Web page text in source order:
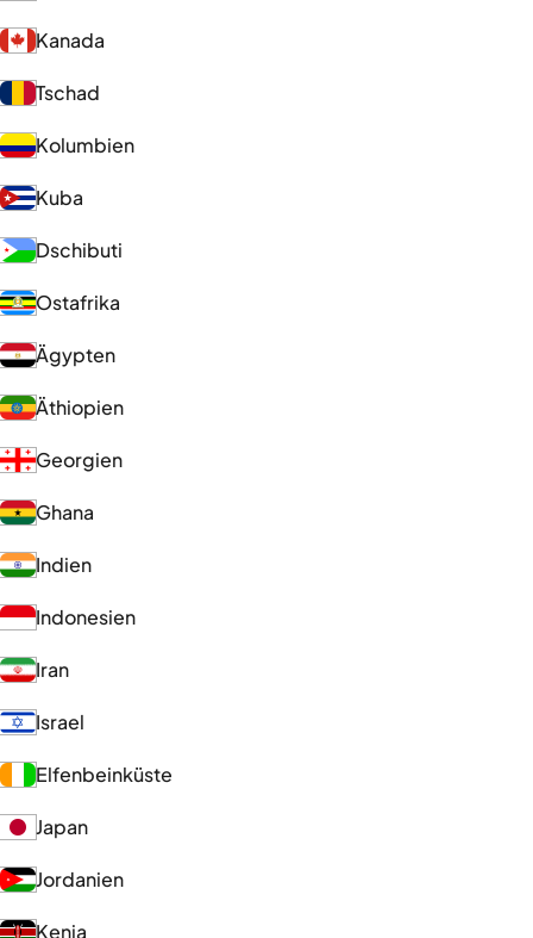
Kanada
Tschad
Kolumbien
Kuba
Dschibuti
Ostafrika
Ägypten
Äthiopien
Georgien
Ghana
Indien
Indonesien
Iran
Israel
Elfenbeinküste
Japan
Jordanien
Kenia